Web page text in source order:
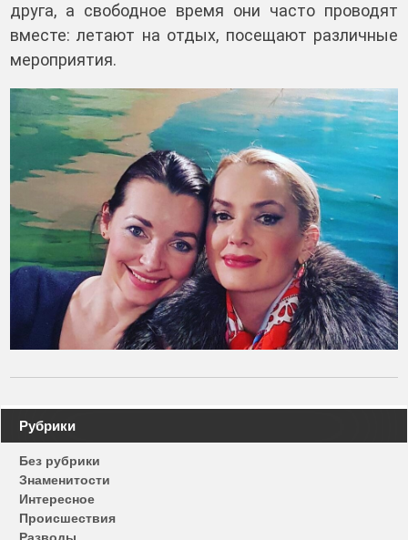
друга, а свободное время они часто проводят
вместе: летают на отдых, посещают различные
мероприятия.
Навигация
по
записям
Рубрики
Без рубрики
Знаменитости
Интересное
Происшествия